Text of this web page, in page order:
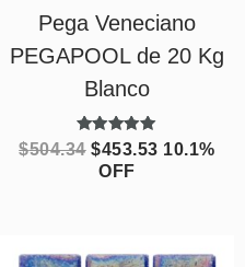
Pega Veneciano
PEGAPOOL de 20 Kg
Blanco
Valorado
con
5.00
$504.34 $453.53 10.1%
OFF